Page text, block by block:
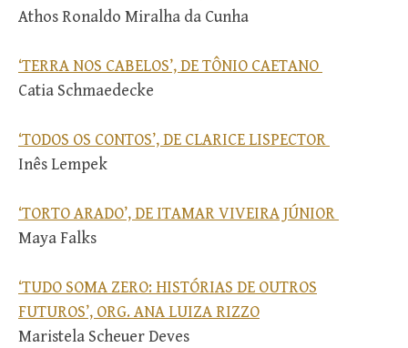
Athos Ronaldo Miralha da Cunha
‘TERRA NOS CABELOS’, DE TÔNIO CAETANO
Catia Schmaedecke
‘TODOS OS CONTOS’, DE CLARICE LISPECTOR
Inês Lempek
‘TORTO ARADO’, DE ITAMAR VIVEIRA JÚNIOR
Maya Falks
‘TUDO SOMA ZERO: HISTÓRIAS DE OUTROS
FUTUROS’, ORG. ANA LUIZA RIZZO
Maristela Scheuer Deves